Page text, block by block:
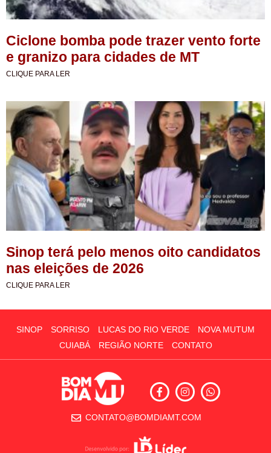
Ciclone bomba pode trazer vento forte
e granizo para cidades de MT
CLIQUE PARA LER
Sinop terá pelo menos oito candidatos
nas eleições de 2026
CLIQUE PARA LER
SINOP SORRISO LUCAS DO RIO VERDE
NOVA MUTUM
CUIABÁ
REGIÃO NORTE CONTATO
CONTATO@BOMDIAMT.COM